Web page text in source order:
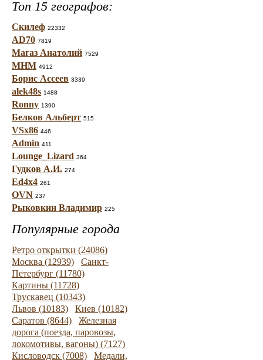
Топ 15 географов:
Скилеф 22332
AD70 7819
Магаз Анатолий 7529
МНМ 4912
Борис Ассеев 3339
alek48s 1488
Ronny 1390
Белков Альберт 515
VSx86 446
Admin 411
Lounge_Lizard 364
Гудков А.И. 274
Ed4x4 261
OVN 237
Рыковкин Владимир 225
Популярные города
Ретро открытки (24086)
Москва (12939)
Санкт-
Петербург (11780)
Картины (11728)
Трускавец (10343)
Львов (10183)
Киев (10182)
Саратов (8644)
Железная
дорога (поезда, паровозы,
локомотивы, вагоны) (7127)
Кисловодск (7008)
Медали,